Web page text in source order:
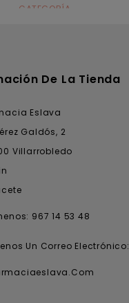
CATEGORÍA
De La Tienda
Eslava
Galdós, 2
Villarrobledo
967 14 53 48
Un Correo Electrónico: